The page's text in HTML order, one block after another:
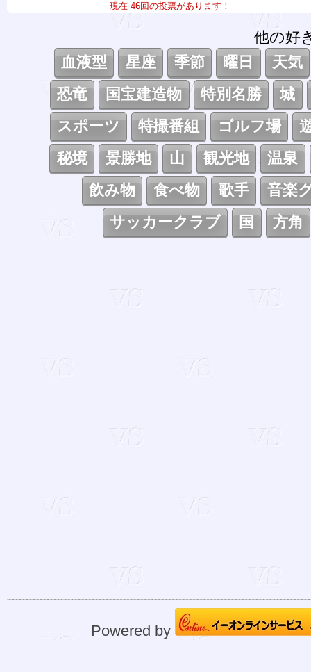
現在 46回の投票があります！
他の好
血液型
星座 季節 曜日
天気
恐竜
国宝建造物 特別名勝
城
スポーツ
特撮番組 ゴルフ場
秘境
景勝地 山 観光地
温泉
飲み物
食べ物 歌手
音楽
サッカークラブ
国 方角
Powered by